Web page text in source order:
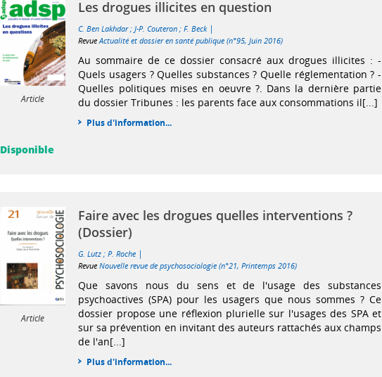
Article
Les drogues illicites en question
C. Ben Lakhdar;J-P. Couteron ;F. Beck |
RevueActualité et dossier en santé publique (n°95, Juin 2016)
Au sommaire de ce dossier consacré aux drogues illicites : -
Quels usagers ? Quelles substances ? Quelle réglementation ? -
Quelles politiques mises en oeuvre ?. Dans la dernière partie
du dossier Tribunes : les parents face aux consommations il[...]
Plus d'information...
Disponible
Article
Faire avec les drogues quelles interventions ?
(Dossier)
G. Lutz ;P. Roche |
RevueNouvelle revue de psychosociologie (n°21, Printemps 2016)
Que savons nous du sens et de l'usage des substances
psychoactives (SPA) pour les usagers que nous sommes ? Ce
dossier propose une réflexion plurielle sur l'usages des SPA et
sur sa prévention en invitant des auteurs rattachés aux champs
de l'an[...]
Plus d'information...